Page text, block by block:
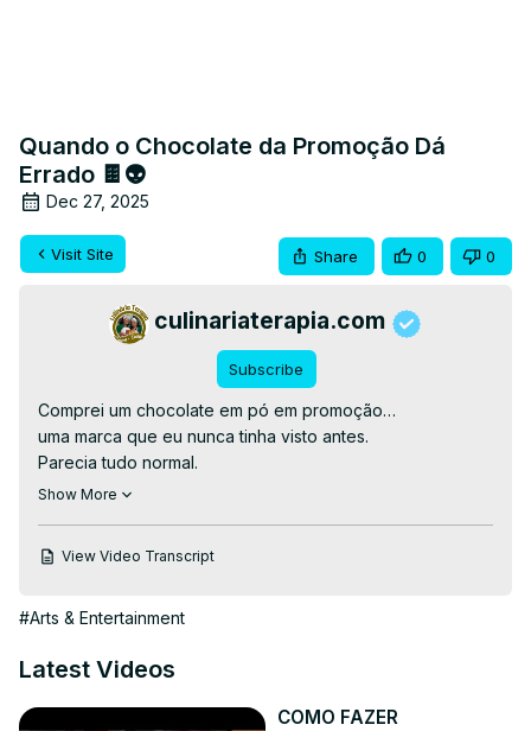
Quando o Chocolate da Promoção Dá
Errado 🍫👽
Dec 27, 2025
Visit Site Share 0 0
culinariaterapia.com
Subscribe
Comprei um chocolate em pó em promoção…
uma marca que eu nunca tinha visto antes.
Parecia tudo normal.
Até o bolo ir para o forno.
Vídeo sem falas e sem música, apenas ação, suspense e
ovinidechocolate, chocolate da promoção, humor com
engraçada, vídeo viral, short engraçado, cozinha real,
#ovinidechocolate #humorcomida #cozinhareal
Show More
View Video Transcript
#Arts & Entertainment
Latest Videos
COMO FAZER